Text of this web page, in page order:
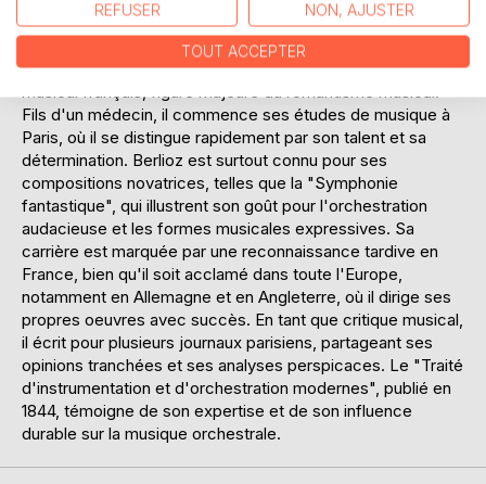
L'AUTEUR :
Hector Berlioz, né le 11 décembre 1803 à La Côte-Saint-
André, est un compositeur, chef d'orchestre et critique
musical français, figure majeure du romantisme musical.
Fils d'un médecin, il commence ses études de musique à
Paris, où il se distingue rapidement par son talent et sa
détermination. Berlioz est surtout connu pour ses
compositions novatrices, telles que la "Symphonie
fantastique", qui illustrent son goût pour l'orchestration
audacieuse et les formes musicales expressives. Sa
carrière est marquée par une reconnaissance tardive en
France, bien qu'il soit acclamé dans toute l'Europe,
notamment en Allemagne et en Angleterre, où il dirige ses
propres oeuvres avec succès. En tant que critique musical,
il écrit pour plusieurs journaux parisiens, partageant ses
opinions tranchées et ses analyses perspicaces. Le "Traité
d'instrumentation et d'orchestration modernes", publié en
1844, témoigne de son expertise et de son influence
durable sur la musique orchestrale.
REFUSER NON, AJUSTER
TOUT ACCEPTER